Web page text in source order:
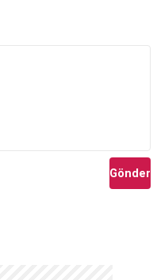
Gönder